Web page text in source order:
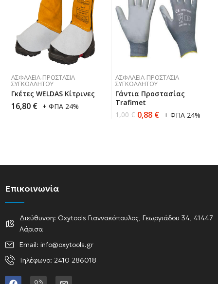
ΑΣΦΆΛΕΙΑ-ΠΡΟΣΤΑΣΊΑ
ΣΥΓΚΟΛΛΗΤΟΎ
Γκέτες WELDAS Κίτρινες
16,80 € + ΦΠΑ 24%
ΑΣΦΆΛΕΙΑ-ΠΡΟΣΤΑΣΊΑ
ΣΥΓΚΟΛΛΗΤΟΎ
Γάντια Προστασίας
Trafimet
1,00€ 0,88 € + ΦΠΑ 24%
Επικοινωνία
Διεύθυνση: Oxytools Γιαννακόπουλος, Γεωργιάδου 34, 41447
Λάρισα
Email: info@oxytools.gr
Τηλέφωνο: 2410 286018